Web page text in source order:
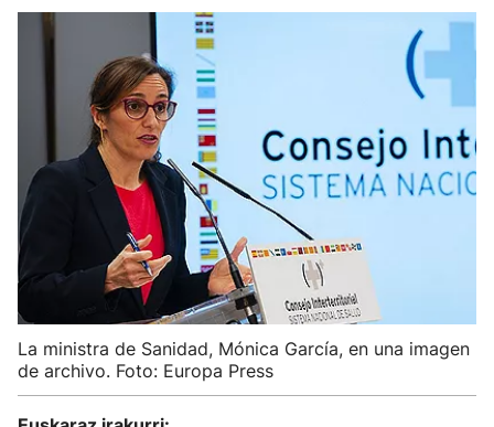
La ministra de Sanidad, Mónica García, en una imagen
de archivo. Foto: Europa Press